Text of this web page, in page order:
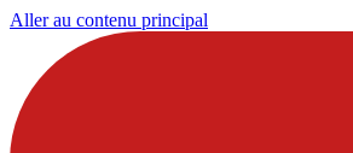
Aller au contenu principal